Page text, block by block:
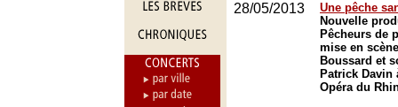
28/05/2013
Une pêche
Nouvelle
Pêcheurs de
mise en
Boussard et
Patrick Davin
Opéra du